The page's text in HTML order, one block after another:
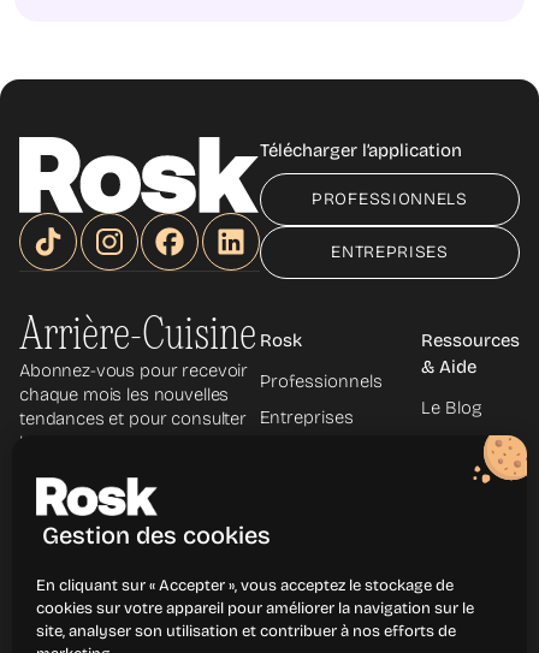
Arrière-Cuisine
Abonnez-vous pour recevoir
chaque mois les nouvelles
tendances et pour consulter
les archives.
Rosk
Professionnels
Entreprises
Ressources
& Aide
Le Blog
Le Podcast
Contact
Télécharger l’application
PROFESSIONNELS
ENTREPRISES
Gestion des cookies
En cliquant sur « Accepter », vous acceptez le stockage de
cookies sur votre appareil pour améliorer la navigation sur le
site, analyser son utilisation et contribuer à nos efforts de